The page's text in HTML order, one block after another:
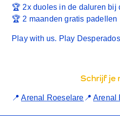
🏆 2x duoles in de daluren bij
🏆 2 maanden gratis padellen
Play with us. Play
Schrijf je
📍Arenal Roeselare 📍Arenal